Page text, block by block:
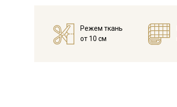
Режем ткань
от 10 см